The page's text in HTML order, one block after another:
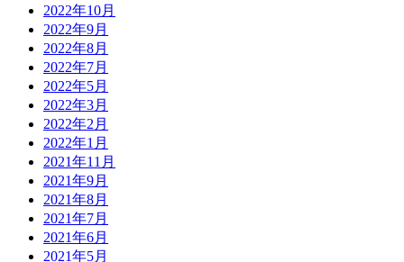
2022年10月
2022年9月
2022年8月
2022年7月
2022年5月
2022年3月
2022年2月
2022年1月
2021年11月
2021年9月
2021年8月
2021年7月
2021年6月
2021年5月